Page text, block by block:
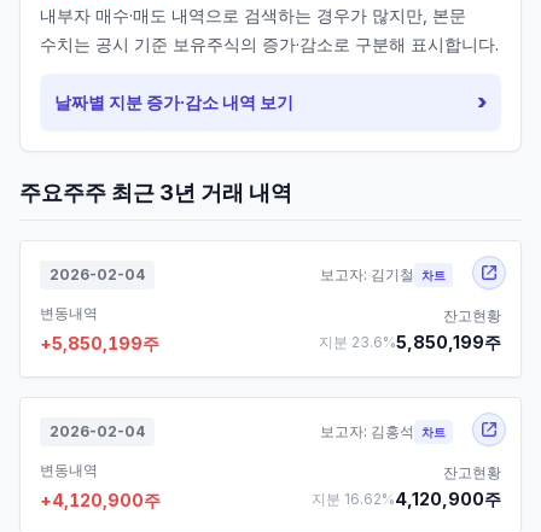
내부자 매수·매도 내역으로 검색하는 경우가 많지만, 본문
수치는 공시 기준 보유주식의 증가·감소로 구분해 표시합니다.
날짜별 지분 증가·감소 내역 보기 ›
주요주주 최근 3년 거래 내역
2026-02-04 보고자: 김기철 차트
변동내역
+5,850,199주
잔고현황
지분 23.6%5,850,199주
2026-02-04 보고자: 김홍석 차트
변동내역
+4,120,900주
잔고현황
지분 16.62%4,120,900주